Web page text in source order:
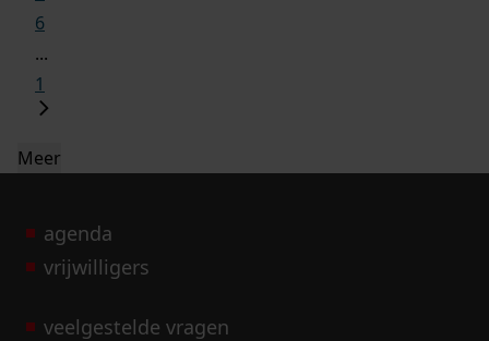
6
...
1
Meer
agenda
vrijwilligers
veelgestelde vragen